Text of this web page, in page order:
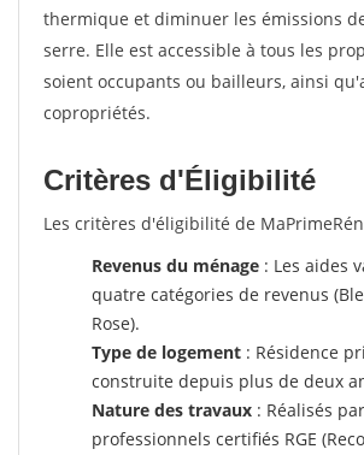
thermique et diminuer les émissions
serre. Elle est accessible à tous les
soient occupants ou bailleurs, ainsi
copropriétés.
Critères d'Éligibilité
Les critères d'éligibilité de
Revenus du ménage : Les aides
quatre catégories de revenus
Rose).
Type de logement : Résidence
construite depuis plus de deux
Nature des travaux : Réalisés
professionnels certifiés RGE